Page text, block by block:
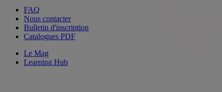
FAQ
Nous contacter
Bulletin d'inscription
Catalogues PDF
Le Mag
Learning Hub